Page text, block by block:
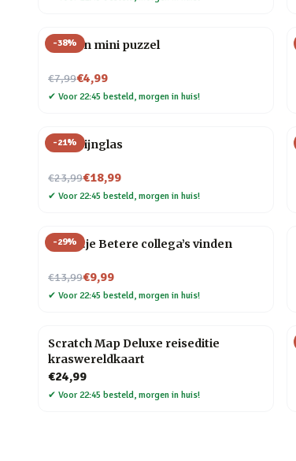
-38%
Houten mini puzzel
€7,99
Nu voor€4,99
✔ Voor 22:45 besteld, morgen in huis!
-21%
Half wijnglas
€23,99
Nu voor€18,99
✔ Voor 22:45 besteld, morgen in huis!
-29%
Tegeltje Betere collega’s vinden
€13,99
Nu voor€9,99
✔ Voor 22:45 besteld, morgen in huis!
Scratch Map Deluxe reiseditie
kraswereldkaart
€24,99
✔ Voor 22:45 besteld, morgen in huis!